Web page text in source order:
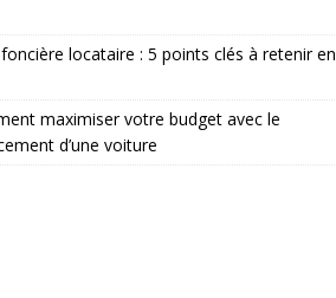
locataire : 5 points clés à retenir en
maximiser votre budget avec le
d’une voiture